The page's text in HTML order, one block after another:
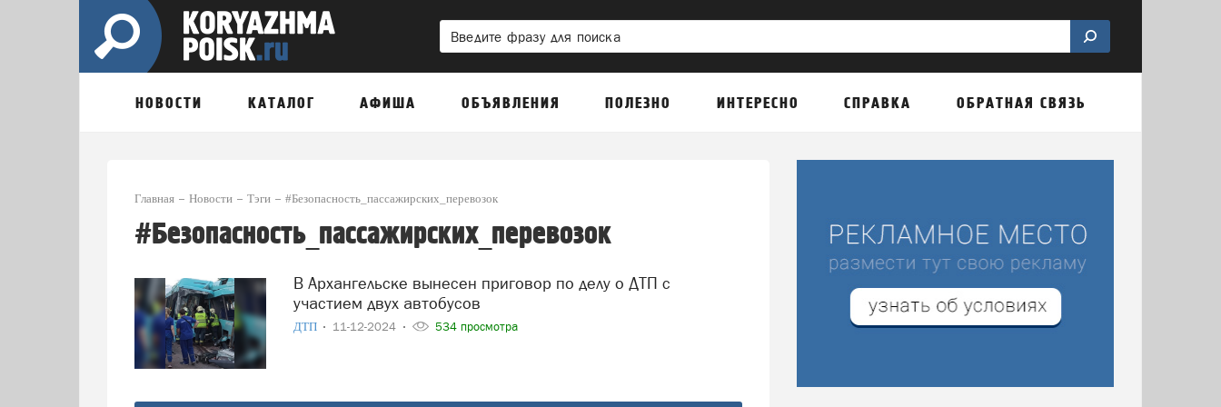
НОВОСТИ КАТАЛОГ АФИША ОБЪЯВЛЕНИЯ ПОЛЕЗНО ИНТЕРЕСНО СПРАВКА ОБРАТНАЯ СВЯЗЬ
Главная Новости Тэги #Безопасность_пассажирских_перевозок
#Безопасность_пассажирских_перевозок
В Архангельске вынесен приговор по делу о ДТП с
участием двух автобусов
ДТП 11-12-2024 534 просмотра